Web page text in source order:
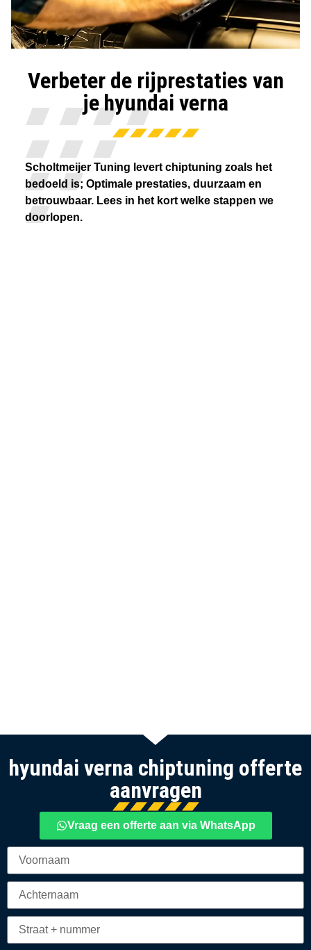
Verbeter de rijprestaties van
je hyundai verna
Scholtmeijer Tuning levert chiptuning zoals het
bedoeld is; Optimale prestaties, duurzaam en
betrouwbaar. Lees in het kort welke stappen we
doorlopen.
hyundai verna chiptuning offerte
aanvragen
Vraag een offerte aan via WhatsApp